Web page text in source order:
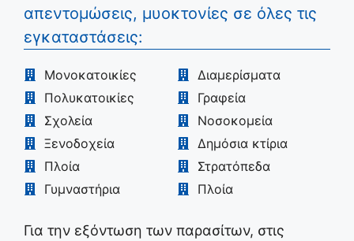
απεντομώσεις, μυοκτονίες σε όλες τις
εγκαταστάσεις:
Μονοκατοικίες
Διαμερίσματα
Πολυκατοικίες
Γραφεία
Σχολεία
Νοσοκομεία
Ξενοδοχεία
Δημόσια κτίρια
Πλοία
Στρατόπεδα
Γυμναστήρια
Πλοία
Για την εξόντωση των παρασίτων, στις